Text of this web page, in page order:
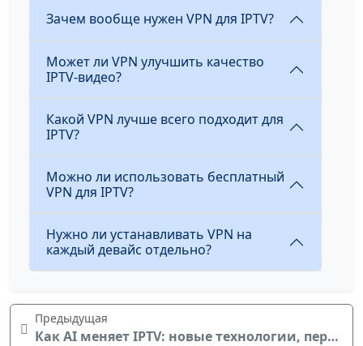
Зачем вообще нужен VPN для IPTV?
Может ли VPN улучшить качество
IPTV-видео?
Какой VPN лучше всего подходит для
IPTV?
Можно ли использовать бесплатный
VPN для IPTV?
Нужно ли устанавливать VPN на
каждый девайс отдельно?
Предыдущая
Как AI меняет IPTV: новые технологии, персонализация и будущее телевидения